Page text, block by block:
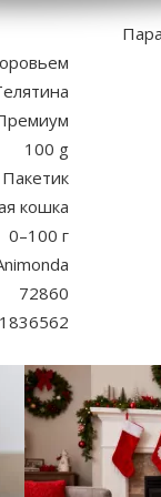
100 g
Пакетик
кошка
0–100 г
72860